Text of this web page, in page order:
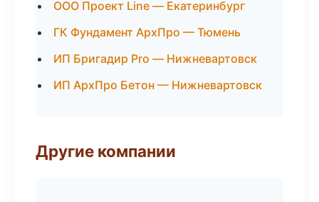
ООО Проект Line — Екатеринбург
ГК Фундамент АрхПро — Тюмень
ИП Бригадир Pro — Нижневартовск
ИП АрхПро Бетон — Нижневартовск
Другие компании